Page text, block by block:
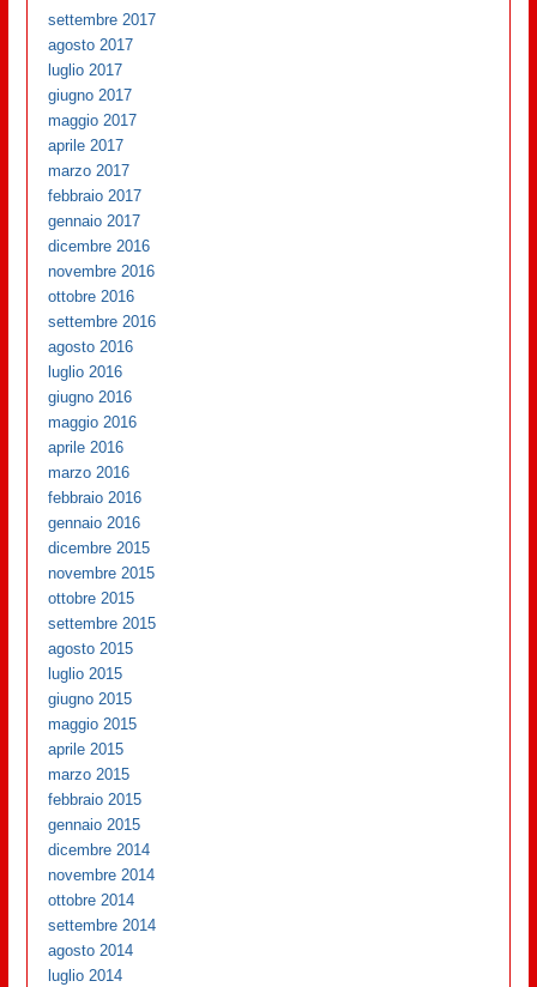
settembre 2017
agosto 2017
luglio 2017
giugno 2017
maggio 2017
aprile 2017
marzo 2017
febbraio 2017
gennaio 2017
dicembre 2016
novembre 2016
ottobre 2016
settembre 2016
agosto 2016
luglio 2016
giugno 2016
maggio 2016
aprile 2016
marzo 2016
febbraio 2016
gennaio 2016
dicembre 2015
novembre 2015
ottobre 2015
settembre 2015
agosto 2015
luglio 2015
giugno 2015
maggio 2015
aprile 2015
marzo 2015
febbraio 2015
gennaio 2015
dicembre 2014
novembre 2014
ottobre 2014
settembre 2014
agosto 2014
luglio 2014